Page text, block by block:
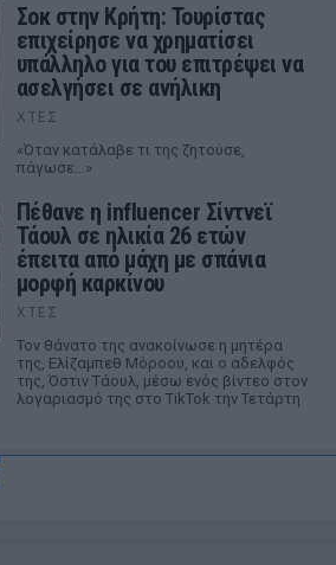
Σοκ στην Κρήτη: Τουρίστας
επιχείρησε να χρηματίσει
υπάλληλο για του επιτρέψει να
ασελγήσει σε ανήλικη
ΧΤΕΣ
«Όταν κατάλαβε τι της ζητούσε,
πάγωσε...»
Πέθανε η influencer Σίντνεϊ
Τάουλ σε ηλικία 26 ετών
έπειτα από μάχη με σπάνια
μορφή καρκίνου
ΧΤΕΣ
Τον θάνατο της ανακοίνωσε η μητέρα
της, Ελίζαμπεθ Μόροου, και ο αδελφός
της, Όστιν Τάουλ, μέσω ενός βίντεο στον
λογαριασμό της στο TikTok την Τετάρτη